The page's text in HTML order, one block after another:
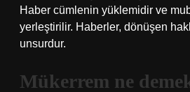
Haber cümlenin yüklemidir ve
yerleştirilir. Haberler, dönüşen
unsurdur.
Mükerrem ne